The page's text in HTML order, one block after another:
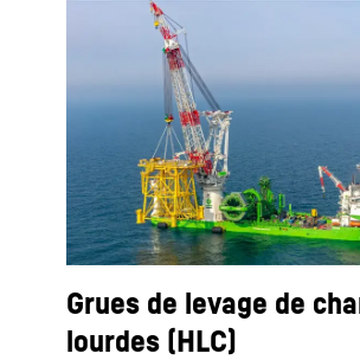
Grues de levage de
lourdes (HLC)